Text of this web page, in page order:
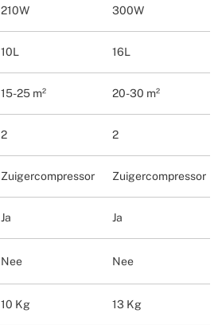
210W 300W
10L 16L
15-25 m² 20-30 m²
2 2
Zuigercompressor Zuigercompressor
Ja Ja
Nee Nee
10 Kg 13 Kg